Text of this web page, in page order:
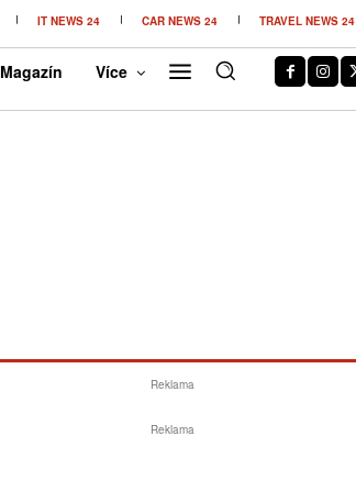
IT NEWS 24 CAR NEWS 24 TRAVEL NEWS 24
Magazín Více
Reklama
Reklama